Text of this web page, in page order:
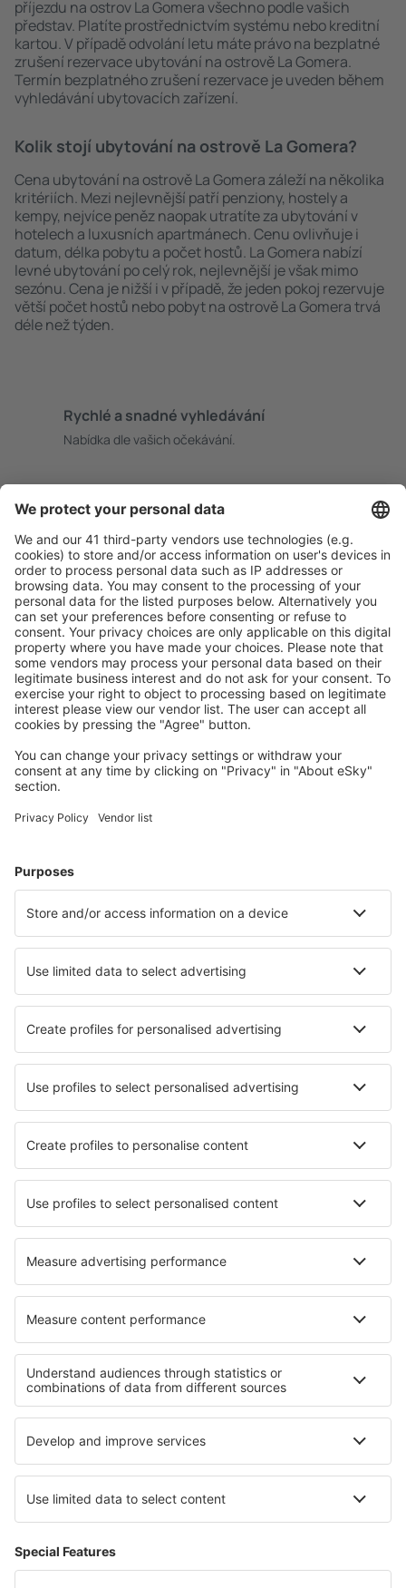
příjezdu na ostrov La Gomera všechno podle vašich
představ. Platíte prostřednictvím systému nebo kreditní
kartou. V případě odvolání letu máte právo na bezplatné
zrušení rezervace ubytování na ostrově La Gomera.
Termín bezplatného zrušení rezervace je uveden během
vyhledávání ubytovacích zařízení.
Kolik stojí ubytování na ostrově La Gomera?
Cena ubytování na ostrově La Gomera záleží na několika
kritériích. Mezi nejlevnější patří penziony, hostely a
kempy, nejvíce peněz naopak utratíte za ubytování v
hotelech a luxusních apartmánech. Cenu ovlivňuje i
datum, délka pobytu a počet hostů. La Gomera nabízí
levné ubytování po celý rok, nejlevnější je však mimo
sezónu. Cena je nižší i v případě, že jeden pokoj rezervuje
větší počet hostů nebo pobyt na ostrově La Gomera trvá
déle než týden.
Rychlé a snadné vyhledávání
Nabídka dle vašich očekávání.
Bezproblémová rezervace s možností bezplatného
zrušení.
S námi ušetříte
Atraktivní ceny a speciální nabídky pro přihlášené
uživatele.
Ubytování dle vašeho gusta
Vyberte si z více než 1.3 milionu zařízení: hotelů,
apartmánů, chat a dalších.
Uživateli eSky nejčastěji hledané ubytování
Ubytování ve Španělsku - Oblíbená města
Ubytování v Maladze Ubytování v Marbelle
Ubytování in Cullera Ubytování in Monachil
Ubytování in Ciutadella de Menorca Ubytování in Carnota
Nejlepší ubytování - města
Ubytování in Dumbéa Ubytování in Lierna
Ubytování in Bachkovo Ubytování v Kalispellu
Ubytování in Dourges Ubytování in Schoppen
Ubytování in Marijampole Ubytování in Buenaventura
Nejlepší ubytování - regiony
Ubytování na Menorce Ubytování na Costa de la Luz
Ubytování na Mallorce Ubytování in Basque Country
Ubytování v La Palma Ubytování in Louisiana
Ubytování v Courchevel Ubytování v Val d'Isère
Ubytování v Kalábrii Ubytování na Sicílii